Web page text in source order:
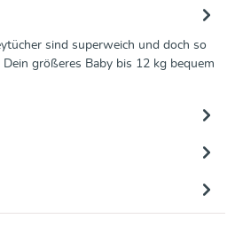
sind superweich und doch so
größeres Baby bis 12 kg bequem